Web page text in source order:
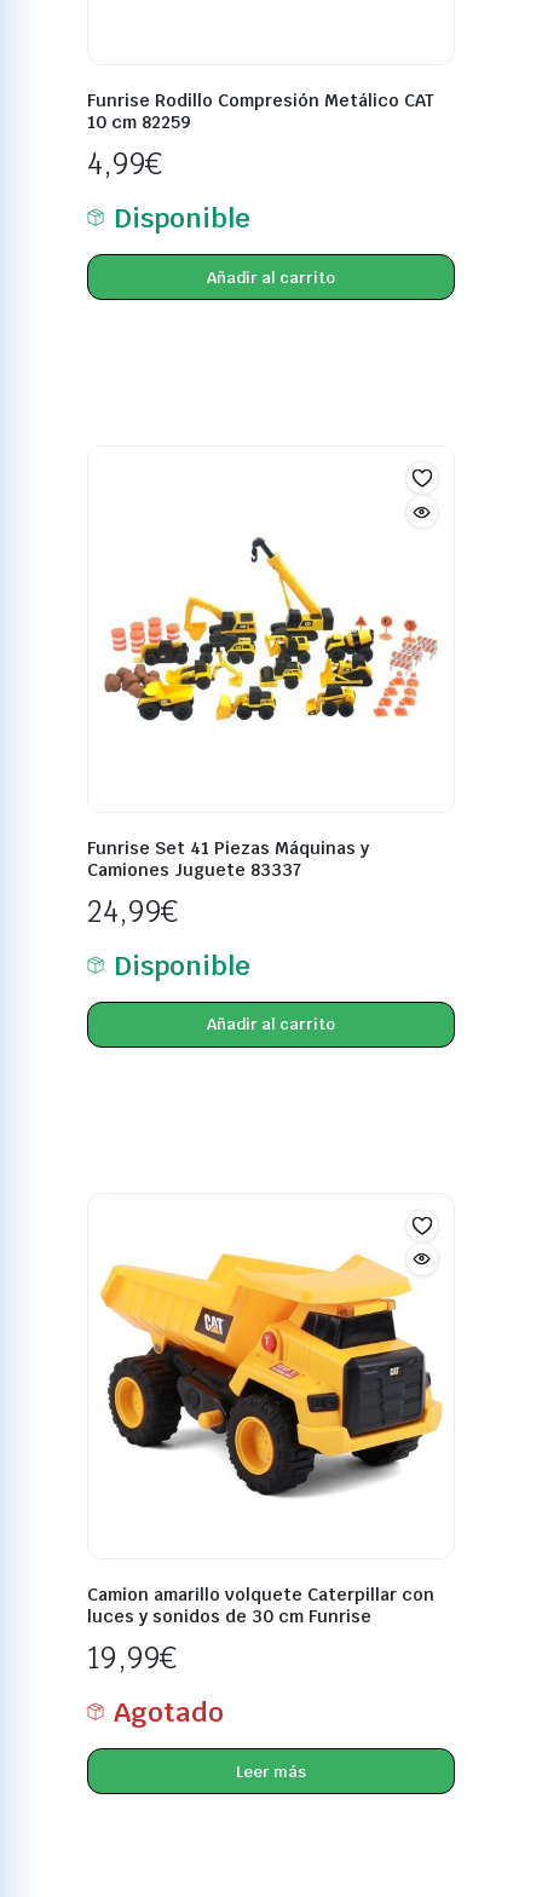
Funrise Rodillo Compresión Metálico CAT
10 cm 82259
4,99€
Disponible
Añadir al carrito
Funrise Set 41 Piezas Máquinas y
Camiones Juguete 83337
24,99€
Disponible
Añadir al carrito
Camion amarillo volquete Caterpillar con
luces y sonidos de 30 cm Funrise
19,99€
Agotado
Leer más